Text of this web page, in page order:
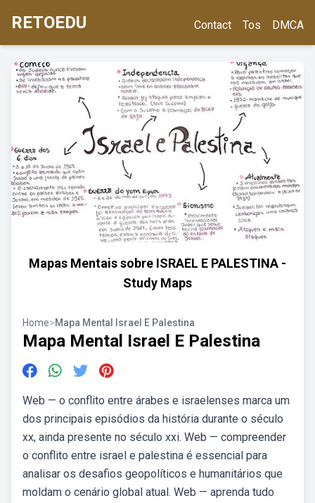
RETOEDU Contact Tos DMCA
Mapas Mentais sobre ISRAEL E PALESTINA -
Study Maps
Home>Mapa Mental Israel E Palestina
Mapa Mental Israel E Palestina
Web — o conflito entre árabes e israelenses marca um
dos principais episódios da história durante o século
xx, ainda presente no século xxi. Web — compreender
o conflito entre israel e palestina é essencial para
analisar os desafios geopolíticos e humanitários que
moldam o cenário global atual. Web — aprenda tudo